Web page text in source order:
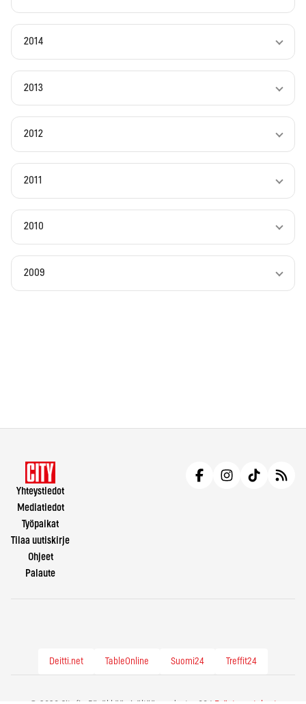
2014
2013
2012
2011
2010
2009
Yhteystiedot
Mediatiedot
Työpaikat
Tilaa uutiskirje
Ohjeet
Palaute
Deitti.net TableOnline Suomi24 Treffit24